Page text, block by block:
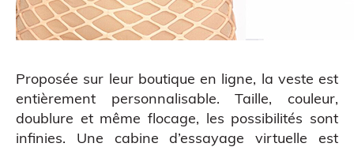
Proposée sur leur boutique en ligne, la veste est
entièrement personnalisable. Taille, couleur,
doublure et même flocage, les possibilités sont
infinies. Une cabine d’essayage virtuelle est